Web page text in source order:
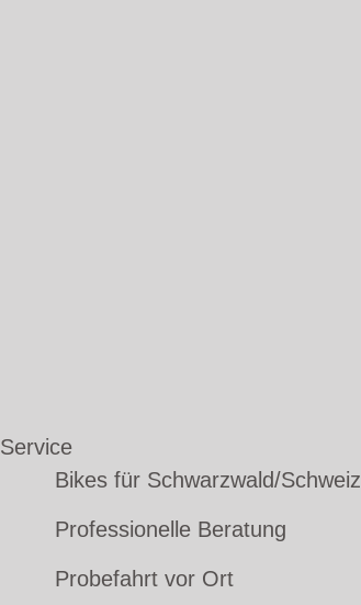
Service
Bikes für Schwarzwald/Schweiz
Professionelle Beratung
Probefahrt vor Ort